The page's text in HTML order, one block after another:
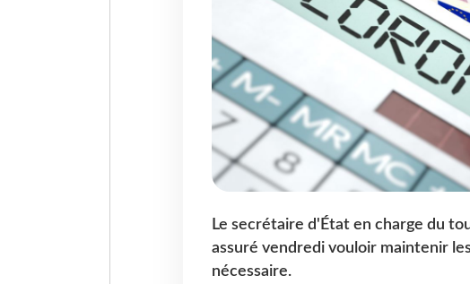
Le secrétaire d'État en charge du
assuré vendredi vouloir maintenir
nécessaire.